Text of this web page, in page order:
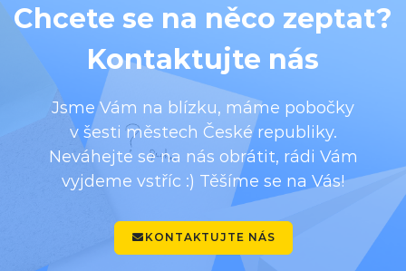
Chcete se na něco zeptat?
Kontaktujte nás
Jsme Vám na blízku, máme pobočky
v šesti městech České republiky.
Neváhejte se na nás obrátit, rádi Vám
vyjdeme vstříc :) Těšíme se na Vás!
KONTAKTUJTE NÁS